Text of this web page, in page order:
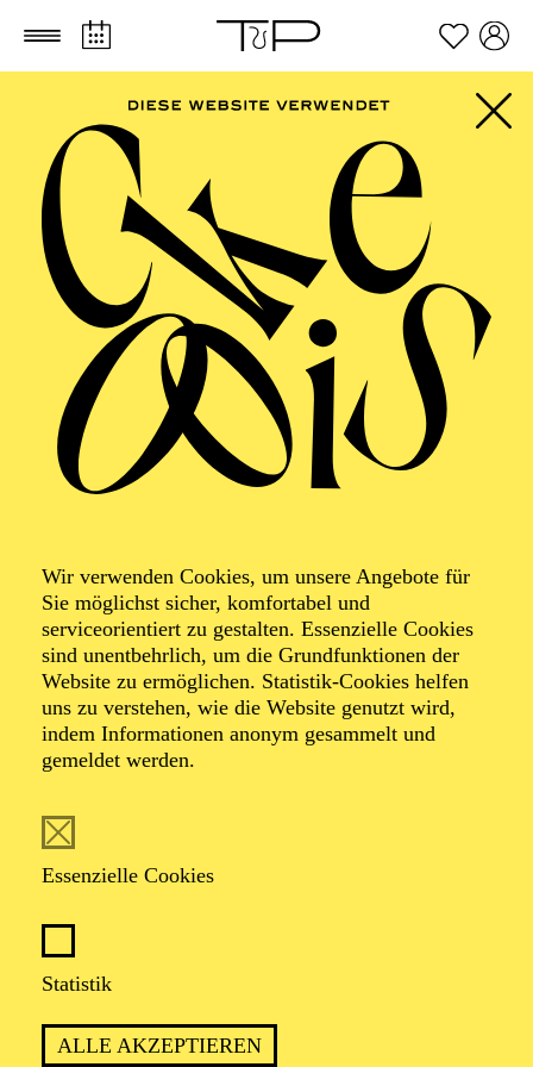
Zum Hauptinhalt springen Zum Footer springen
Wir verwenden Cookies, um unsere Angebote für
Sie möglichst sicher, komfortabel und
serviceorientiert zu gestalten. Essenzielle Cookies
sind unentbehrlich, um die Grundfunktionen der
Website zu ermöglichen. Statistik-Cookies helfen
uns zu verstehen, wie die Website genutzt wird,
indem Informationen anonym gesammelt und
gemeldet werden.
Essenzielle Cookies
Statistik
ALLE AKZEPTIEREN
FILTER
Werke von Ludwig van Beethoven, Pjotr I. Tschaikowsky,
85,00 55,00
Die Veranstaltung ist vom Angebot der TUPcard ausgeschlossen.
JANUAR 2027
ESSENER PHILHARMONIKER
Freitag
01.01.2027
NEUJAHRSKONZERT DER
ESSENER
PHILHARMONIKER
TICKETS
74,00 69,00 55,00 41,00
AALTO MUSIKTHEATER
19:00 - 21:30